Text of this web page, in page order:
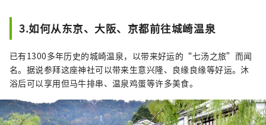
3.如何从东京、大阪、京都前往城崎温泉
已有1300多年历史的城崎温泉，以带来好运的“七汤之旅”而闻
名。据说参拜这座神社可以带来生意兴隆、良缘良缘等好运。沐
浴后可以享用但马牛排串、温泉鸡蛋等许多美食。